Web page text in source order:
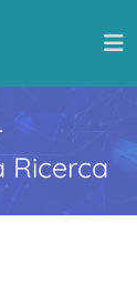
Ricerca